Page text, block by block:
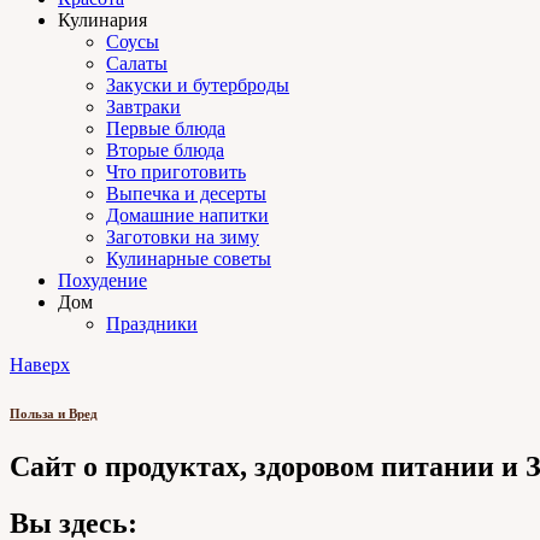
Кулинария
Соусы
Салаты
Закуски и бутерброды
Завтраки
Первые блюда
Вторые блюда
Что приготовить
Выпечка и десерты
Домашние напитки
Заготовки на зиму
Кулинарные советы
Похудение
Дом
Праздники
Наверх
Польза и Вред
Сайт о продуктах, здоровом питании
Вы здесь: